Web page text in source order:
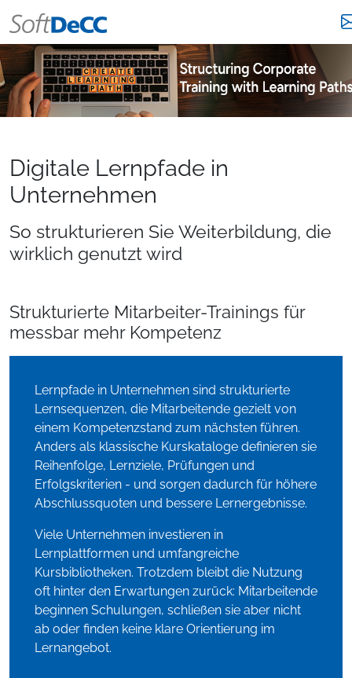
Digitale Lernpfade in
Unternehmen
So strukturieren Sie Weiterbildung, die
wirklich genutzt wird
Strukturierte Mitarbeiter-Trainings für
messbar mehr Kompetenz
Lernpfade in Unternehmen sind strukturierte
Lernsequenzen, die Mitarbeitende gezielt von
einem Kompetenzstand zum nächsten führen.
Anders als klassische Kurskataloge definieren sie
Reihenfolge, Lernziele, Prüfungen und
Erfolgskriterien - und sorgen dadurch für höhere
Abschlussquoten und bessere Lernergebnisse.
Viele Unternehmen investieren in
Lernplattformen und umfangreiche
Kursbibliotheken. Trotzdem bleibt die Nutzung
oft hinter den Erwartungen zurück: Mitarbeitende
beginnen Schulungen, schließen sie aber nicht
ab oder finden keine klare Orientierung im
Lernangebot.